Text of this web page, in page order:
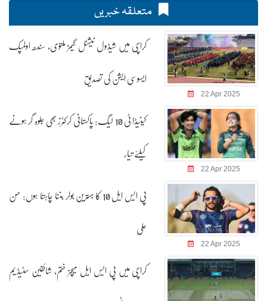
متعلقہ خبریں
22 Apr 2025
کراچی میں شیڈول نیشنل گیمز ملتوی، سندھ اولمپک
ایسوسی ایشن کی تصدیق
22 Apr 2025
کینیڈا ٹی 10 لیگ: پاکستانی کرکٹرز بھی جلوہ گر ہونے
کیلئے تیار
22 Apr 2025
پی ایس ایل 10 کا بہترین بولر بننا چاہتا ہوں: حسن
علی
کراچی میں پی ایس ایل میچز ختم، شائقین سٹیڈیم